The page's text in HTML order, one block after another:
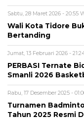
Sabtu, 28 Maret 2026 - 20:55
Wali Kota Tidore
Bertanding
Jumat, 13 Februari 2026 -
PERBASI Ternate
Smanli 2026
Rabu, 17 Desember 2025 -
Turnamen
Tahun 2025 Resmi